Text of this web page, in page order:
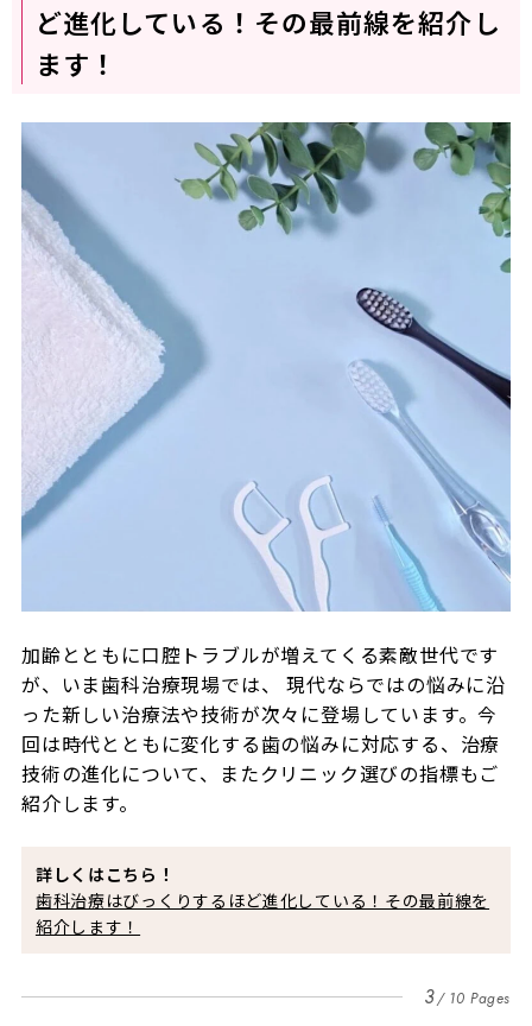
ど進化している！その最前線を紹介し
ます！
加齢とともに口腔トラブルが増えてくる素敵世代です
が、いま歯科治療現場では、 現代ならではの悩みに沿
った新しい治療法や技術が次々に登場しています。今
回は時代とともに変化する歯の悩みに対応する、治療
技術の進化について、またクリニック選びの指標もご
紹介します。
詳しくはこちら！
歯科治療はびっくりするほど進化している！その最前線を
紹介します！
3 10 Pages